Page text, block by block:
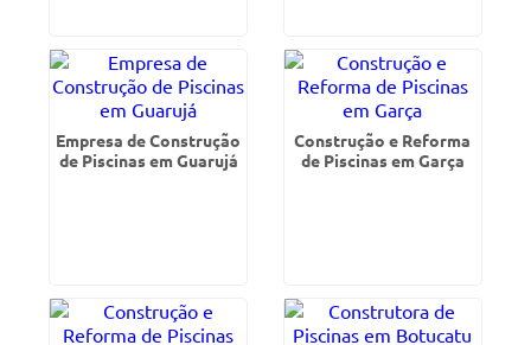
Empresa de Construção
de Piscinas em Guarujá
Construção e Reforma
de Piscinas em Garça